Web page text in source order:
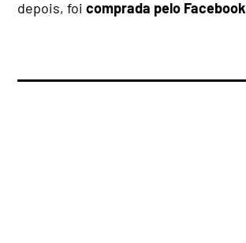
depois, foicomprada pelo Facebook